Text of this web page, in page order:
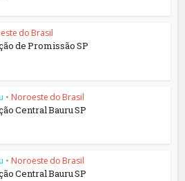
do Brasil
de Promissão SP
• Noroeste do Brasil
Central Bauru SP
• Noroeste do Brasil
Central Bauru SP